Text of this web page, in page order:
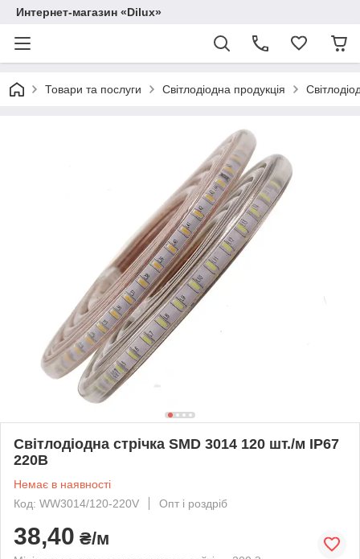
Интернет-магазин «Dilux»
Товари та послуги Світлодіодна продукція
Світлодіодна стрічка SMD 3014 120 шт./м IP67
220В
Немає в наявності
Код: WW3014/120-220V
Опт і роздріб
38,40 ₴/м